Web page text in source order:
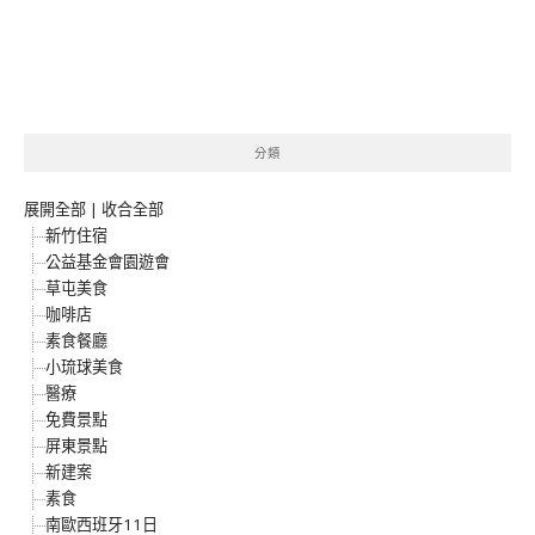
分類
展開全部 | 收合全部
新竹住宿
公益基金會園遊會
草屯美食
咖啡店
素食餐廳
小琉球美食
醫療
免費景點
屏東景點
新建案
素食
南歐西班牙11日